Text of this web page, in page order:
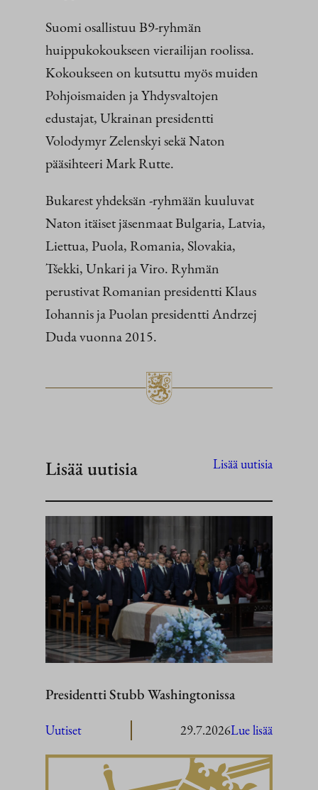
Suomi osallistuu B9-ryhmän
huippukokoukseen vierailijan roolissa.
Kokoukseen on kutsuttu myös muiden
Pohjoismaiden ja Yhdysvaltojen
edustajat, Ukrainan presidentti
Volodymyr Zelenskyi sekä Naton
pääsihteeri Mark Rutte.
Bukarest yhdeksän -ryhmään kuuluvat
Naton itäiset jäsenmaat Bulgaria, Latvia,
Liettua, Puola, Romania, Slovakia,
Tšekki, Unkari ja Viro. Ryhmän
perustivat Romanian presidentti Klaus
Iohannis ja Puolan presidentti Andrzej
Duda vuonna 2015.
Lisää uutisia Lisää uutisia
Presidentti Stubb Washingtonissa
Uutiset 29.7.2026Lue lisää